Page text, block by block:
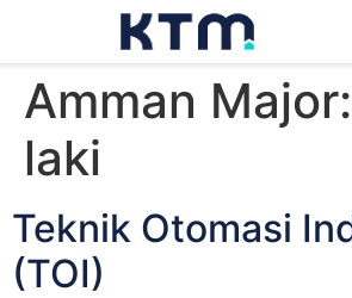
Amman Major:
laki
Teknik Otomasi
(TOI)